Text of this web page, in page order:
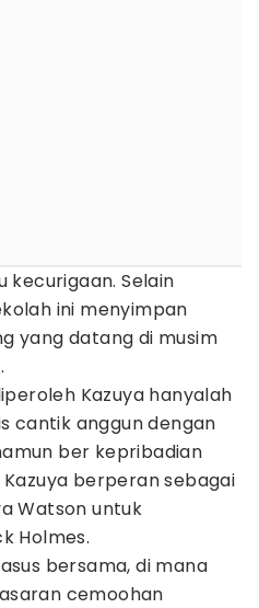
kecurigaan. Selain
ini menyimpan
yang datang di musim
Kazuya hanyalah
cantik anggun dengan
ber kepribadian
berperan sebagai
Watson untuk
Holmes.
bersama, di mana
cemoohan